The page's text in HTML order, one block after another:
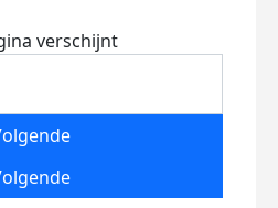
verschijnt